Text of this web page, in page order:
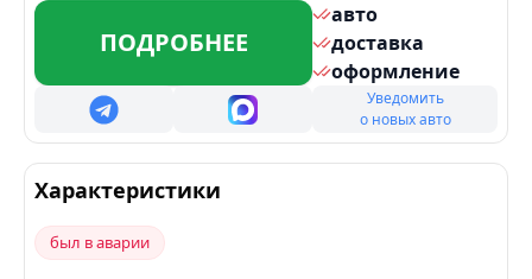
ПОДРОБНЕЕ
авто
доставка
оформление
Уведомить
о новых авто
Характеристики
был в аварии